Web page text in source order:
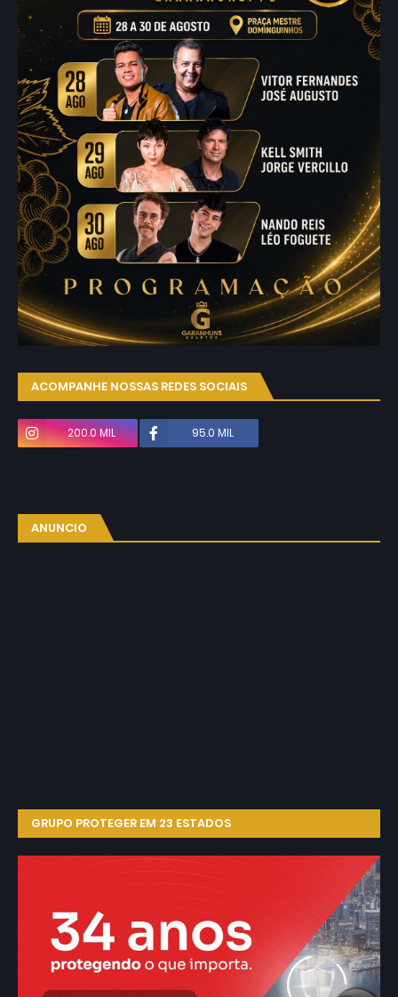
ACOMPANHE NOSSAS REDES SOCIAIS
200.0 MIL 95.0 MIL
ANUNCIO
GRUPO PROTEGER EM 23 ESTADOS